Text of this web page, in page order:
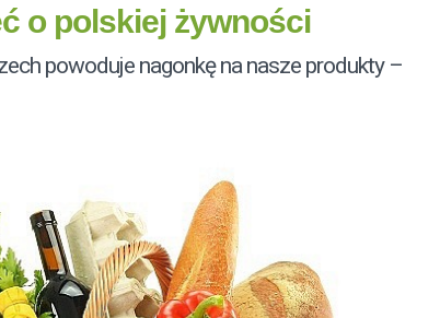
o polskiej żywności
powoduje nagonkę na nasze produkty –